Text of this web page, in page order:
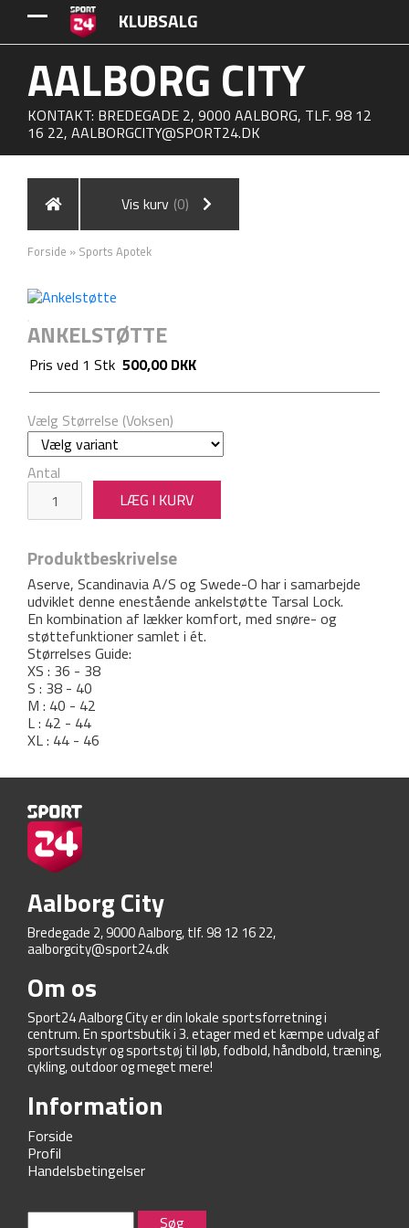
KLUBSALG
AALBORG CITY
KONTAKT: BREDEGADE 2, 9000 AALBORG, TLF. 98 12
16 22, AALBORGCITY@SPORT24.DK
Vis kurv (0)
Forside » Sports Apotek
ANKELSTØTTE
Pris ved 1 Stk 500,00 DKK
Vælg Størrelse (Voksen)
Antal
Produktbeskrivelse
Aserve, Scandinavia A/S og Swede-O har i samarbejde
udviklet denne enestående ankelstøtte Tarsal Lock.
En kombination af lækker komfort, med snøre- og
støttefunktioner samlet i ét.
Størrelses Guide:
XS : 36 - 38
S : 38 - 40
M : 40 - 42
L : 42 - 44
XL : 44 - 46
Aalborg City
Bredegade 2, 9000 Aalborg, tlf. 98 12 16 22,
aalborgcity@sport24.dk
Om os
Sport24 Aalborg City er din lokale sportsforretning i
centrum. En sportsbutik i 3. etager med et kæmpe udvalg af
sportsudstyr og sportstøj til løb, fodbold, håndbold, træning,
cykling, outdoor og meget mere!
Information
Forside
Profil
Handelsbetingelser